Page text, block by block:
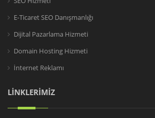
E-Ticaret SEO Danışmanlığı
Dijital Pazarlama Hizmeti
Domain Hosting Hizmeti
İnternet Reklamı
LİNKLERİMİZ